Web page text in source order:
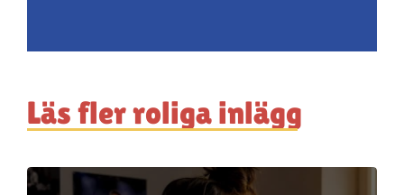
Läs fler roliga inlägg